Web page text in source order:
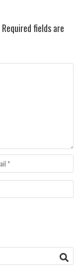
Required fields are